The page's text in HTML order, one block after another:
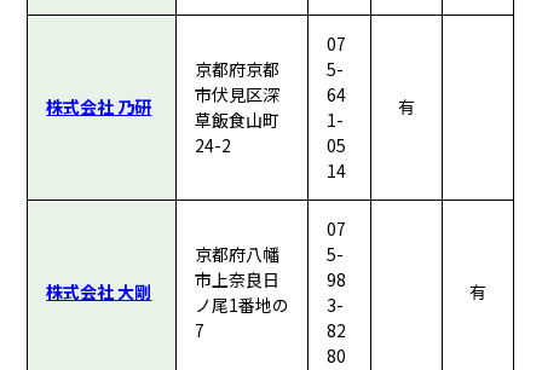
株式会社 乃研
京都府京都
市伏見区深
草飯食山町
24-2
07
5-
64
1-
05
14
有
株式会社 大剛
京都府八幡
市上奈良日
ノ尾1番地の
7
07
5-
98
3-
82
80
有